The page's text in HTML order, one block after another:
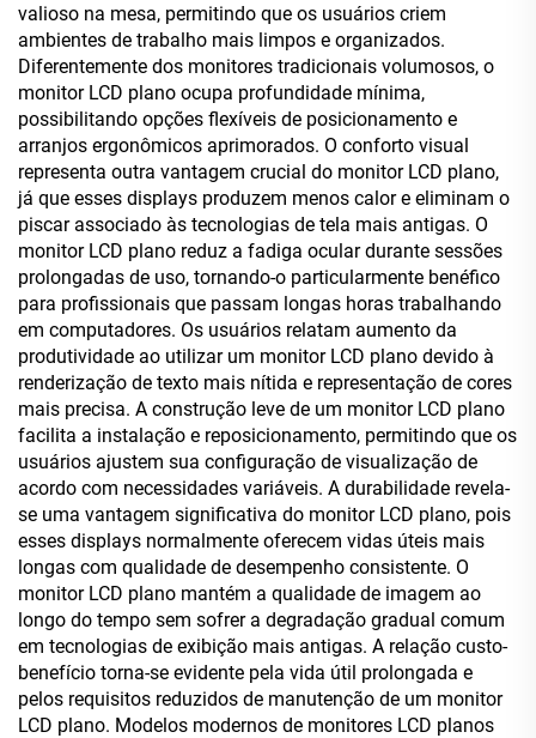
valioso na mesa, permitindo que os usuários criem
ambientes de trabalho mais limpos e organizados.
Diferentemente dos monitores tradicionais volumosos, o
monitor LCD plano ocupa profundidade mínima,
possibilitando opções flexíveis de posicionamento e
arranjos ergonômicos aprimorados. O conforto visual
representa outra vantagem crucial do monitor LCD plano,
já que esses displays produzem menos calor e eliminam o
piscar associado às tecnologias de tela mais antigas. O
monitor LCD plano reduz a fadiga ocular durante sessões
prolongadas de uso, tornando-o particularmente benéfico
para profissionais que passam longas horas trabalhando
em computadores. Os usuários relatam aumento da
produtividade ao utilizar um monitor LCD plano devido à
renderização de texto mais nítida e representação de cores
mais precisa. A construção leve de um monitor LCD plano
facilita a instalação e reposicionamento, permitindo que os
usuários ajustem sua configuração de visualização de
acordo com necessidades variáveis. A durabilidade revela-
se uma vantagem significativa do monitor LCD plano, pois
esses displays normalmente oferecem vidas úteis mais
longas com qualidade de desempenho consistente. O
monitor LCD plano mantém a qualidade de imagem ao
longo do tempo sem sofrer a degradação gradual comum
em tecnologias de exibição mais antigas. A relação custo-
benefício torna-se evidente pela vida útil prolongada e
pelos requisitos reduzidos de manutenção de um monitor
LCD plano. Modelos modernos de monitores LCD planos